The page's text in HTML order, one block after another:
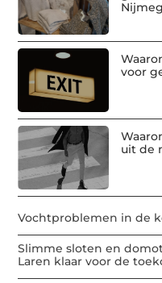
voor
uit de
Vochtproblemen in de
Slimme sloten en
Laren klaar voor de